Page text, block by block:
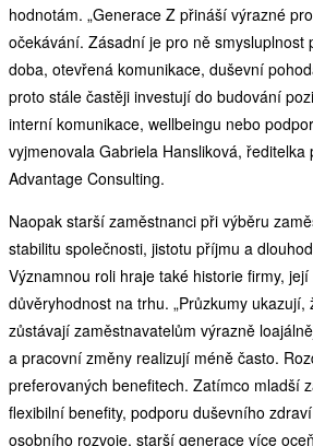
hodnotám. „Generace Z přináší výrazné
očekávání. Zásadní je pro ně smysluplnost
doba, otevřená komunikace, duševní
proto stále častěji investují do budování
interní komunikace, wellbeingu nebo
vyjmenovala Gabriela Hansliková,
Advantage Consulting.
Naopak starší zaměstnanci při výběru
stabilitu společnosti, jistotu příjmu a
Významnou roli hraje také historie firmy,
důvěryhodnost na trhu. „Průzkumy
zůstávají zaměstnavatelům výrazně
a pracovní změny realizují méně často.
preferovaných benefitech. Zatímco mladší
flexibilní benefity, podporu duševního
osobního rozvoje, starší generace více